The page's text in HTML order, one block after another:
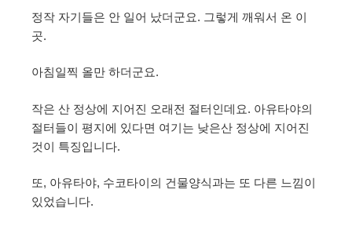
정작 자기들은 안 일어 났더군요. 그렇게 깨워서 온 이
곳.
아침일찍 올만 하더군요.
작은 산 정상에 지어진 오래전 절터인데요. 아유타야의
절터들이 평지에 있다면 여기는 낮은산 정상에 지어진
것이 특징입니다.
또, 아유타야, 수코타이의 건물양식과는 또 다른 느낌이
있었습니다.